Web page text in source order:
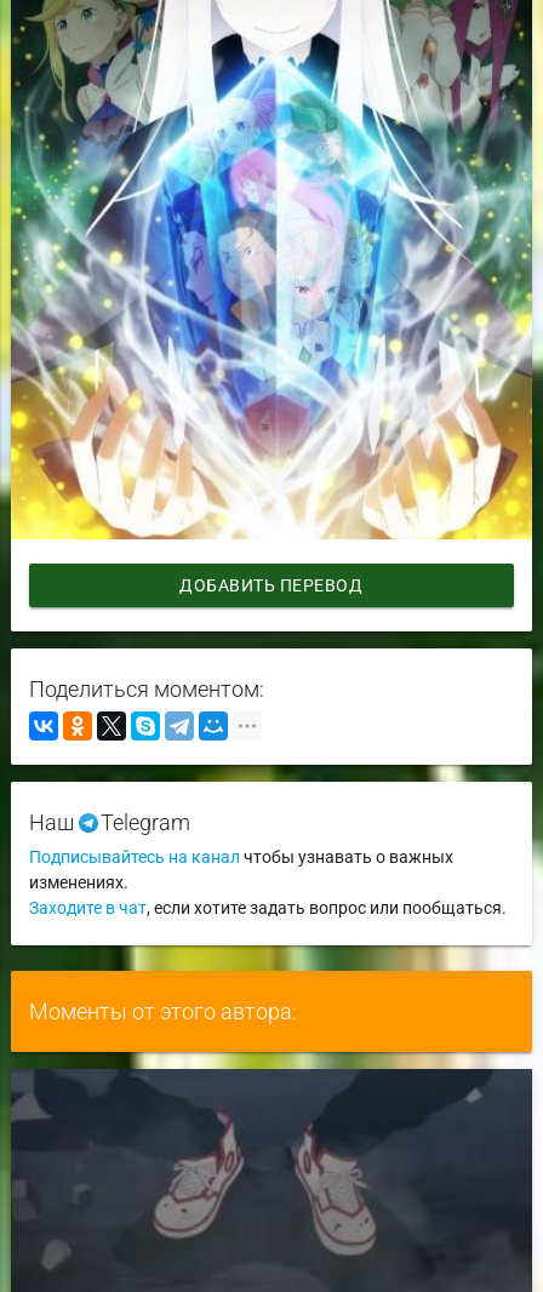
ДОБАВИТЬ ПЕРЕВОД
Поделиться моментом:
Наш Telegram
Подписывайтесь на канал чтобы узнавать о важных
изменениях.
Заходите в чат, если хотите задать вопрос или пообщаться.
Моменты от этого автора: